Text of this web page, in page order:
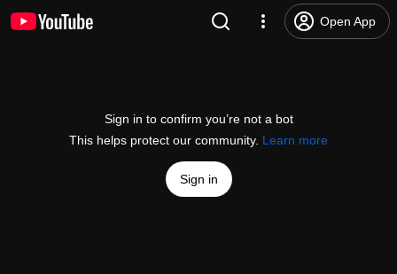
Open App
Sign in to confirm you’re not a bot
This helps protect our community. Learn more
Sign in